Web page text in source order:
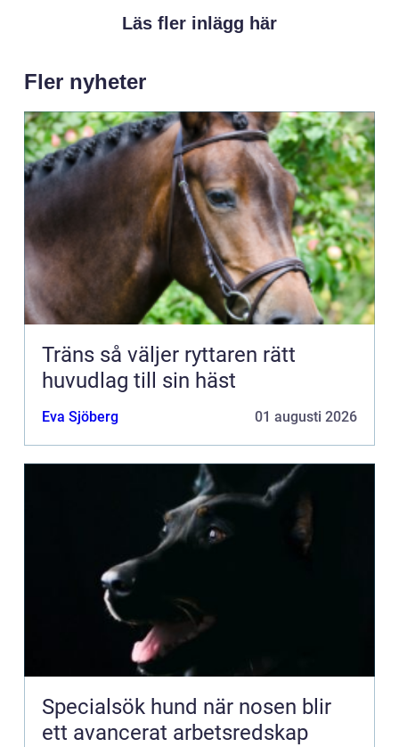
Läs fler inlägg här
Fler nyheter
Träns så väljer ryttaren rätt
huvudlag till sin häst
Eva Sjöberg 01 augusti 2026
Specialsök hund när nosen blir
ett avancerat arbetsredskap